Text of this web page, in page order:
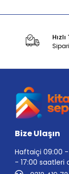
Bize Ulaşın
Haftaiçi 09:00 -
- 17:00 saatleri